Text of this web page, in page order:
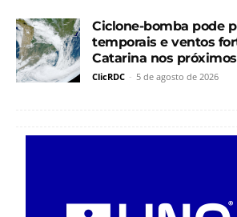
Ciclone-bomba pode
temporais e ventos
Catarina nos
ClicRDC - 5 de agosto de 2026